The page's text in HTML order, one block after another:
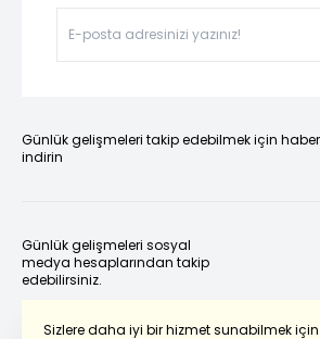
Sizlere daha iyi bir hizmet sunabilmek için
Günlük gelişmeleri takip edebilmek için
indirin
Günlük gelişmeleri sosyal
medya hesaplarından takip
edebilirsiniz.